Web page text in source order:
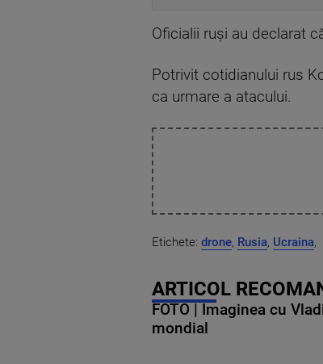
Oficialii ruşi au declarat
Potrivit cotidianului rus
ca urmare a atacului.
Etichete: drone, Rusia, Ucraina,
ARTICOL
FOTO | Imaginea cu
mondial